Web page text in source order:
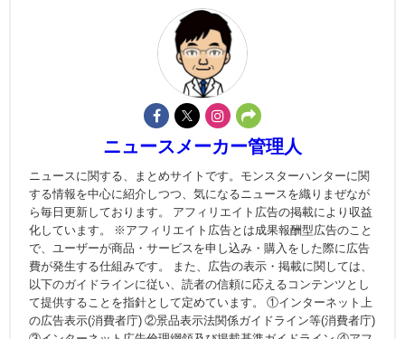
ニュースメーカー管理人
ニュースに関する、まとめサイトです。モンスターハンターに関
する情報を中心に紹介しつつ、気になるニュースを織りまぜなが
ら毎日更新しております。 アフィリエイト広告の掲載により収益
化しています。 ※アフィリエイト広告とは成果報酬型広告のこと
で、ユーザーが商品・サービスを申し込み・購入をした際に広告
費が発生する仕組みです。 また、広告の表示・掲載に関しては、
以下のガイドラインに従い、読者の信頼に応えるコンテンツとし
て提供することを指針として定めています。 ①インターネット上
の広告表示(消費者庁) ②景品表示法関係ガイドライン等(消費者庁)